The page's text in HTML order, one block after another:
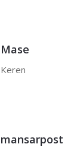
Mase
Keren
mansarpost